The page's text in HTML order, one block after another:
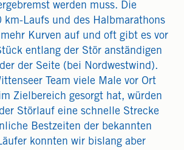
werden muss. Die
km-Laufs und des Halbmarathons
Kurven auf und oft gibt es vor
entlang der Stör anständigen
der Seite (bei Nordwestwind).
Team viele Male vor Ort
Zielbereich gesorgt hat, würden
Störlauf eine schnelle Strecke
Bestzeiten der bekannten
konnten wir bislang aber